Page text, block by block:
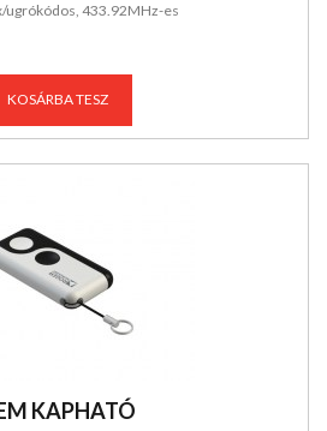
ugrókódos, 433.92MHz-es
KOSÁRBA TESZ
KAPHATÓ